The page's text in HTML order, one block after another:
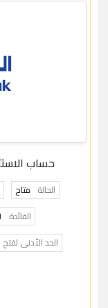
حساب
الحالة متاح
الفائدة
الحد الأدنى